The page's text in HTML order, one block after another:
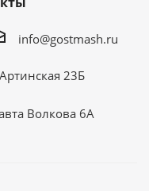
info@gostmash.ru
23Б
Волкова 6А